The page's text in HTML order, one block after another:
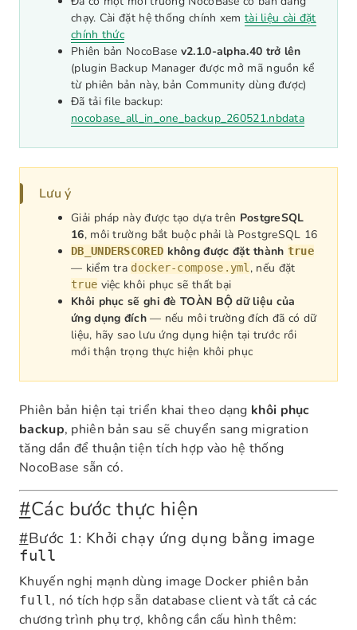
chạy. Cài đặt hệ thống chính xem tài liệu cài đặt
chính thức
Phiên bản NocoBase v2.1.0-alpha.40 trở lên
(plugin Backup Manager được mở mã nguồn kể
từ phiên bản này, bản Community dùng được)
Đã tải file backup:
nocobase_all_in_one_backup_260521.nbdata
Lưu ý
Giải pháp này được tạo dựa trên PostgreSQL
16, môi trường bắt buộc phải là PostgreSQL 16
DB_UNDERSCORED không được đặt thành true
— kiểm tra docker-compose.yml , nếu đặt
true việc khôi phục sẽ thất bại
Khôi phục sẽ ghi đè TOÀN BỘ dữ liệu của
ứng dụng đích— nếu môi trường đích đã có dữ
liệu, hãy sao lưu ứng dụng hiện tại trước rồi
mới thận trọng thực hiện khôi phục
Phiên bản hiện tại triển khai theo dạng khôi phục
backup, phiên bản sau sẽ chuyển sang migration
tăng dần để thuận tiện tích hợp vào hệ thống
NocoBase sẵn có.
#Các bước thực hiện
#Bước 1: Khởi chạy ứng dụng bằng image
full
Khuyến nghị mạnh dùng image Docker phiên bản
full, nó tích hợp sẵn database client và tất cả các
chương trình phụ trợ, không cần cấu hình thêm: